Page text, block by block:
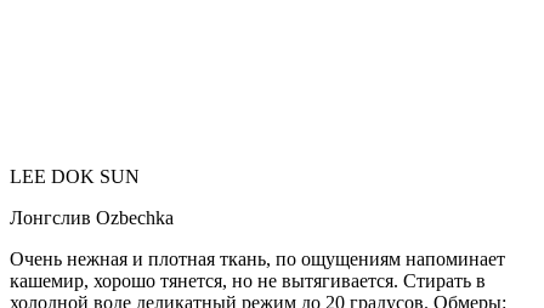
LEE DOK SUN
Лонгслив Ozbechka
Очень нежная и плотная ткань, по ощущениям напоминает
кашемир, хорошо тянется, но не вытягивается. Стирать в
холодной воде деликатный режим до 20 градусов. Обмеры: